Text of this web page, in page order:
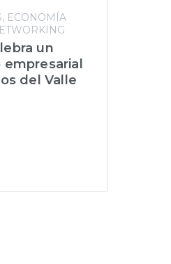
ECONOMÍA
un
del Valle